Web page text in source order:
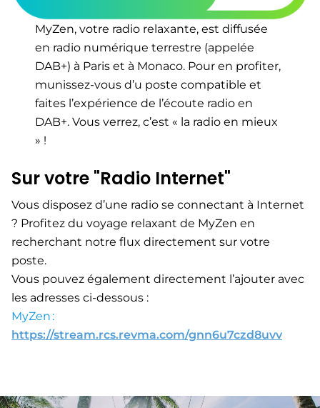
MyZen, votre radio relaxante, est diffusée
en radio numérique terrestre (appelée
DAB+) à Paris et à Monaco. Pour en profiter,
munissez-vous d’u poste compatible et
faites l’expérience de l’écoute radio en
DAB+. Vous verrez, c’est « la radio en mieux
» !
Sur votre "Radio Internet"
Vous disposez d’une radio se connectant à Internet
? Profitez du voyage relaxant de MyZen en
recherchant notre flux directement sur votre
poste.
Vous pouvez également directement l’ajouter avec
les adresses ci-dessous :
MyZen :
https://stream.rcs.revma.com/gnn6u7czd8uvv